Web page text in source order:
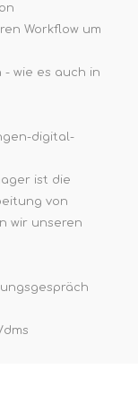
Workflow um
wie es auch in
digital-
ist die
von
wir unseren